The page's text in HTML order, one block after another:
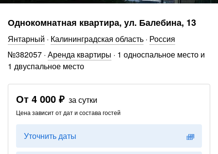
Однокомнатная квартира, ул. Балебина, 13
Янтарный · Калининградская область · Россия
№382057 · Аренда квартиры · 1 односпальное место и
1 двуспальное место
От 4 000 ₽ за сутки
Цена зависит от дат и состава гостей
Уточнить даты